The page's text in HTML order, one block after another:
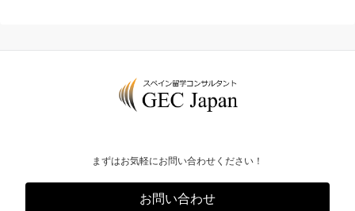
まずはお気軽にお問い合わせください！
お問い合わせ